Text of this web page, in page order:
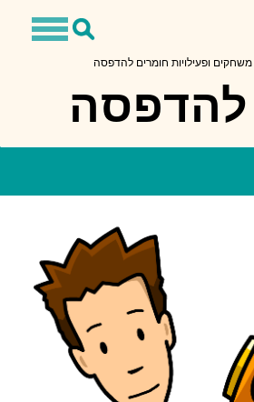
Toggle
Toggle
משחקים ופעילויות חומרים להדפסה
להדפסה